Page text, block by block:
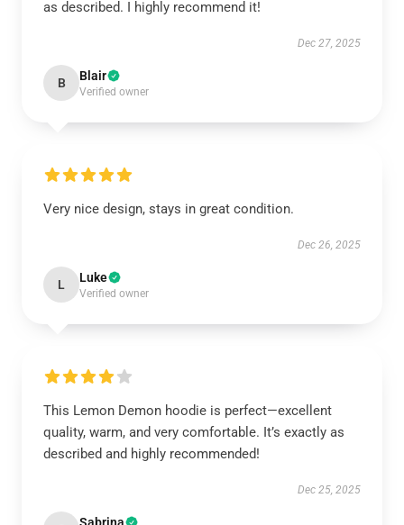
as described. I highly recommend it!
Dec 27, 2025
B Blair
Verified owner
Very nice design, stays in great condition.
Dec 26, 2025
L Luke
Verified owner
This Lemon Demon hoodie is perfect—excellent
quality, warm, and very comfortable. It’s exactly as
described and highly recommended!
Dec 25, 2025